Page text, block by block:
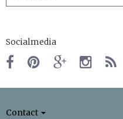
Socialmedia
Contact